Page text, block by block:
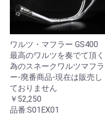
ワルツ・マフラー GS400
最高のワルツを奏でて頂く
為のスネークワルツマフラ
ー-廃番商品-現在は販売し
ておりません
￥52,250
品番:S01EX01